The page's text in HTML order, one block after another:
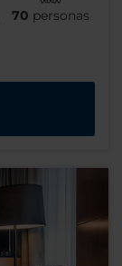
70 personas